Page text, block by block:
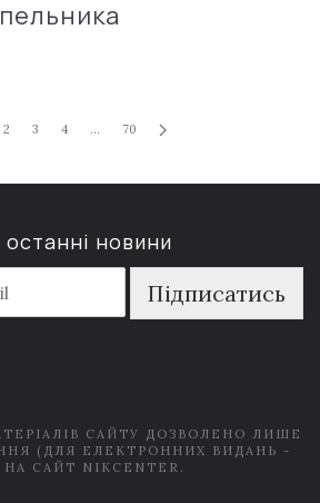
2 3 4 … 70
останні новини
Підписатись
САЙТУ ДОЗВОЛЕНО ЛИШЕ
(ДЛЯ ЕЛЕКТРОННИХ ВИДАНЬ -
САЙТ NIKCENTER.